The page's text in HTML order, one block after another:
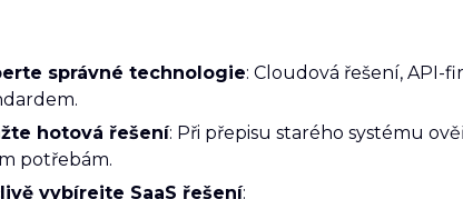
správné technologie: Cloudová řešení,
hotová řešení: Při přepisu starého systému
potřebám.
vybírejte SaaS řešení: